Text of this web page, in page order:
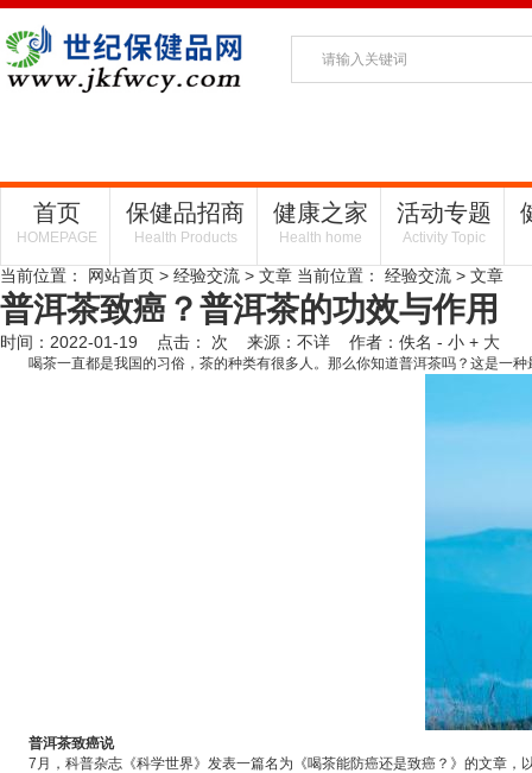
首页
HOMEPAGE
保健品招商
Health Products
健康之家
Health home
活动专题
Activity Topic
当前位置： 网站首页 > 经验交流 > 文章 当前位置： 经验交流 > 文章
普洱茶致癌？普洱茶的功效与作用
时间：2022-01-19 点击： 次 来源：不详 作者：佚名 - 小 + 大
喝茶一直都是我国的习俗，茶的种类有很多人。那么你知道普洱茶吗？这是一种
普洱茶致癌说
7月，科普杂志《科学世界》发表一篇名为《喝茶能防癌还是致癌？》的文章，